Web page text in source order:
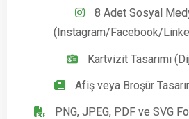
8 Adet Sosyal
(Instagram/Facebook/
Kartvizit Tasarımı
Afiş veya Broşür
PNG, JPEG, PDF ve SVG